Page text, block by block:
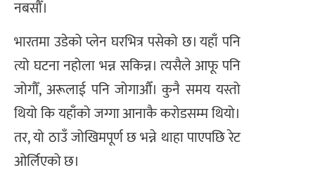
नबसौँ।
भारतमा उडेको प्लेन घरभित्र पसेको छ। यहाँ पनि
त्यो घटना नहोला भन्न सकिन्न। त्यसैले आफू पनि
जोगौँ, अरूलाई पनि जोगाऔँ। कुनै समय यस्तो
थियो कि यहाँको जग्गा आनाकै करोडसम्म थियो।
तर, यो ठाउँ जोखिमपूर्ण छ भन्ने थाहा पाएपछि रेट
ओर्लिएको छ।